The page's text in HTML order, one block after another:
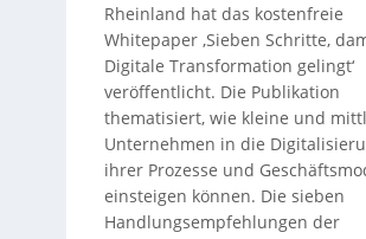
Rheinland hat das kostenfreie
Whitepaper ‚Sieben Schritte,
Digitale Transformation gelingt‘
veröffentlicht. Die Publikation
thematisiert, wie kleine und
Unternehmen in die
ihrer Prozesse und
einsteigen können. Die sieben
Handlungsempfehlungen der